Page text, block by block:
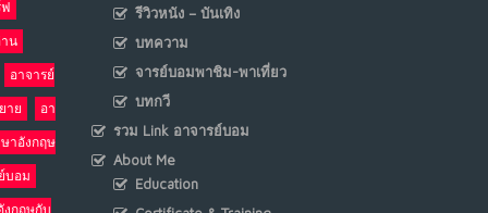
น
อาจารย์
าย อา
ษาอังกฤษ
บอม
งกฤษกับ
รีวิวหนัง – บันเทิง
บทความ
จารย์บอมพาชิม-พาเที่ยว
บทกวี
รวม Link อาจารย์บอม
About Me
Education